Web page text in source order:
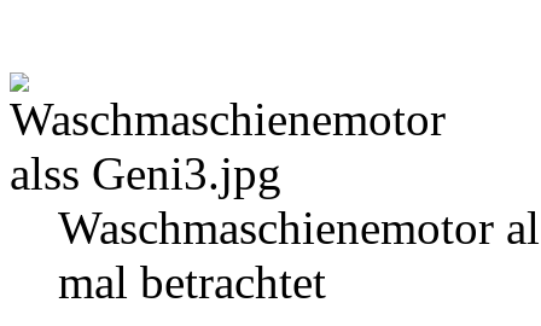
Waschmaschienemotor
mal betrachtet